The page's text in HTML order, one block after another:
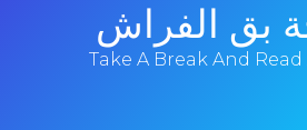
بق الفراش
Take A Break And